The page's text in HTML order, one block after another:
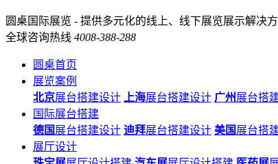
圆桌国际展览 - 提供多元化的线上、线下展览展示解决
全球咨询热线 4008-388-288
圆桌首页
展览案例
北京展台搭建设计 上海展台搭建设计 广州展台搭
国际展台搭建
德国 展台搭建设计 迪拜展台搭建设计 美国 展台搭
展厅设计